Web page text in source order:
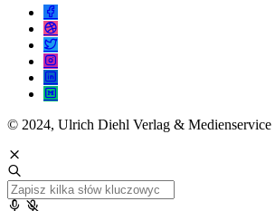
© 2024, Ulrich Diehl Verlag &